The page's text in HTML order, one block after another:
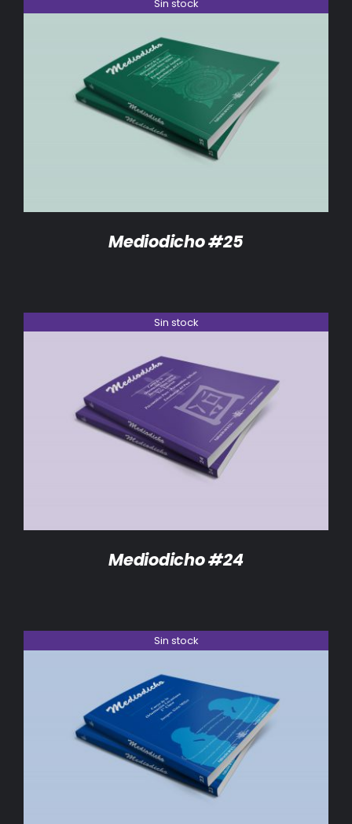
Sin stock
DETALLES
Mediodicho #25
Sin stock
DETALLES
Mediodicho #24
Sin stock
DETALLES